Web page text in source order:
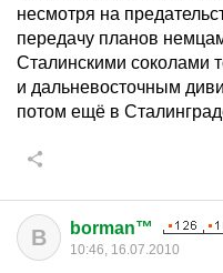
несмотря на
передачу планов
Сталинскими соколами
и дальневосточным
потом ещё в
B borman™
10:46, 16.07.2010